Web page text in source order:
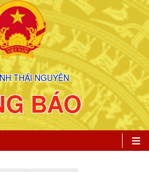
THÁI NGUYÊN
BÁO